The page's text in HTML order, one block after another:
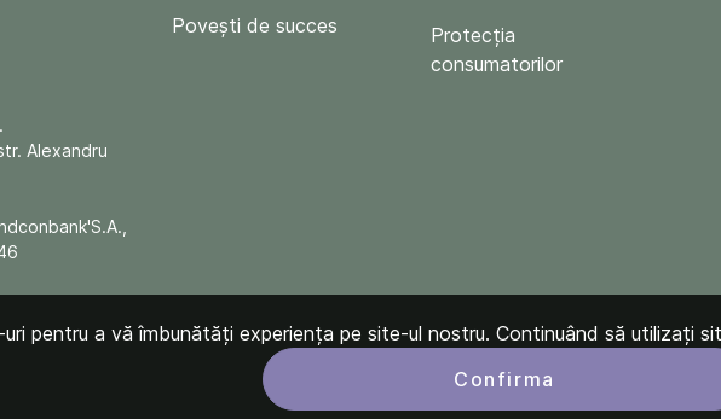
Alexandru
Povești de succes
Protecția
consumatorilor
uri pentru a vă îmbunătăți experiența pe site-ul nostru. Continuând să utilizați
Confirma